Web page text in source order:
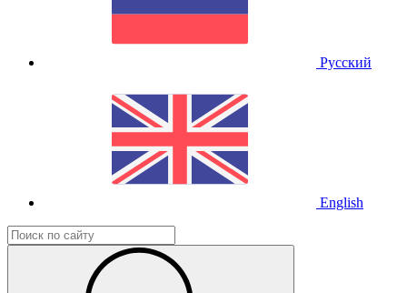
Русский
English